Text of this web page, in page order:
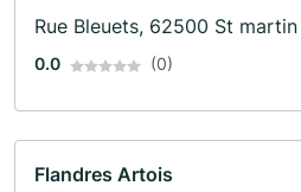
Rue Bleuets, 62500 St
0.0 (0)
Flandres Artois